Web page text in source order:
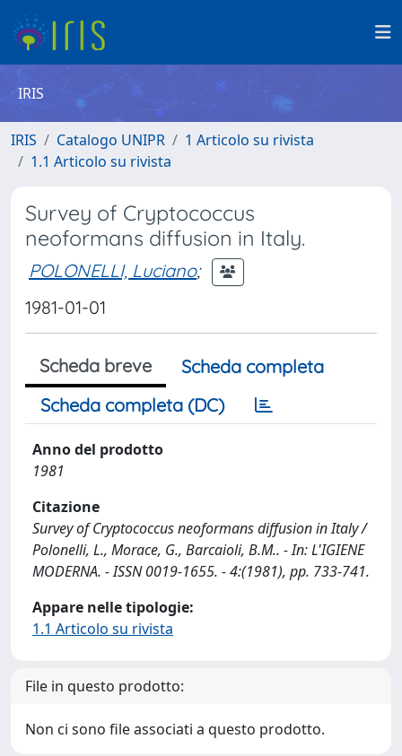
IRIS
IRIS Catalogo UNIPR
1 Articolo su rivista
1.1 Articolo su rivista
Survey of Cryptococcus
neoformans diffusion in Italy.
POLONELLI, Luciano;
1981-01-01
Scheda breve
Scheda completa
Scheda completa (DC)
Anno del prodotto
1981
Citazione
Survey of Cryptococcus neoformans diffusion in Italy /
Polonelli, L., Morace, G., Barcaioli, B.M.. - In: L'IGIENE
MODERNA. - ISSN 0019-1655. - 4:(1981), pp. 733-741.
Appare nelle tipologie:
1.1 Articolo su rivista
File in questo prodotto:
Non ci sono file associati a questo prodotto.